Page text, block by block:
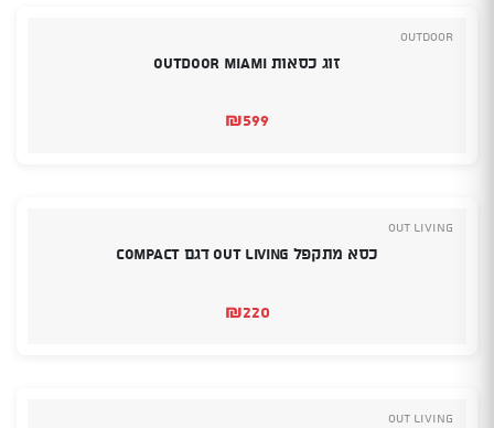
Outdoor
זוג כסאות OUTDOOR MIAMI
₪599
OUT LIVING
כסא מתקפל Out Living דגם Compact
₪220
OUT LIVING